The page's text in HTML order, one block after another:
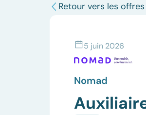
Retour vers les offres
5 juin 2026
Nomad